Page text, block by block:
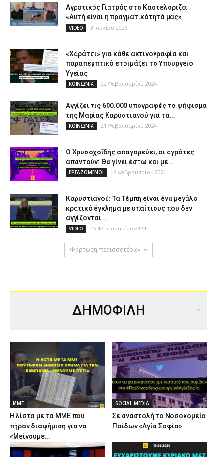
Αγροτικός Γιατρός στο Καστελόριζο:
«Αυτή είναι η πραγματικότητά μας»
VIDEO 3 Ιουλίου 2026
«Χαράτσι» για κάθε ακτινογραφία και
παραπεμπτικό ετοιμάζει το Υπουργείο
Υγείας
ΚΟΙΝΩΝΙΑ 22 Φεβρουαρίου 2024
Αγγίζει τις 600.000 υπογραφές το ψήφισμα
της Μαρίας Καρυστιανού για τα...
ΚΟΙΝΩΝΙΑ 21 Φεβρουαρίου 2024
Ο Χρυσοχοΐδης απαγορεύει, οι αγρότες
απαντούν: Θα γίνει έστω και με...
ΕΡΓΑΖΟΜΕΝΟΙ 16 Φεβρουαρίου 2024
Καρυστιανού: Τα Τέμπη είναι ένα μεγάλο
κρατικό έγκλημα με υπαίτιους που δεν
αγγίζονται...
VIDEO 15 Φεβρουαρίου 2024
Φόρτωση περισσοτέρων
ΔΗΜΟΦΙΛΗ
ΜΜΕ
Η λίστα με τα ΜΜΕ που
πήραν διαφήμιση για να
«Μείνουμε...
SOCIAL MEDIA
Σε αναστολή το Νοσοκομείο
Παίδων «Αγία Σοφία»